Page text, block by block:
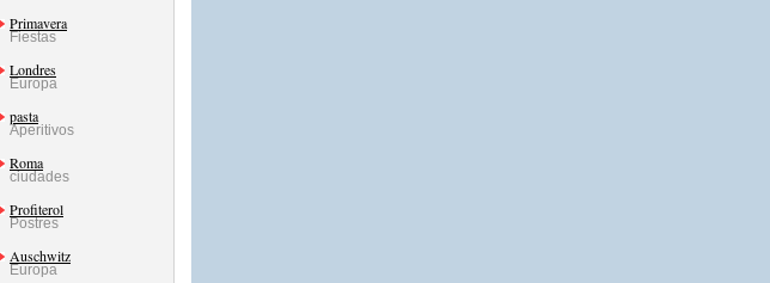
Primavera
Fiestas
Londres
Europa
pasta
Aperitivos
Roma
ciudades
Profiterol
Postres
Auschwitz
Europa